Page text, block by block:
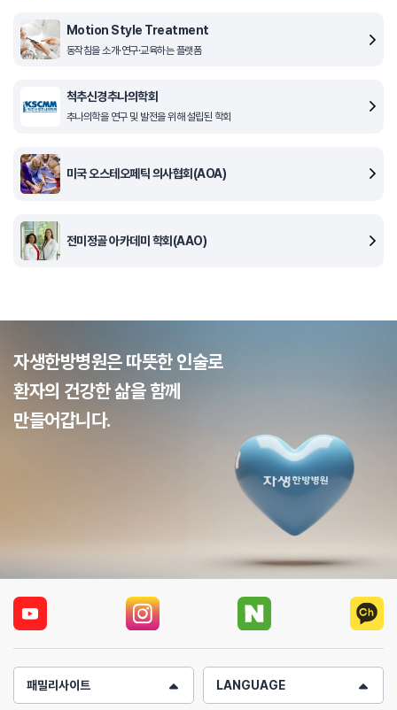
Motion Style Treatment
동작침을 소개·연구·교육하는 플랫폼
척추신경추나의학회
추나의학을 연구 및 발전을 위해 설립된 학회
미국 오스테오페틱 의사협회(AOA)
전미정골 아카데미 학회(AAO)
자생한방병원은 따뜻한 인술로
환자의 건강한 삶을 함께
만들어갑니다.
패밀리사이트 LANGUAGE